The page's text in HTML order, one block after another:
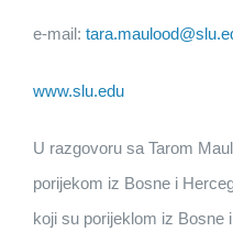
e-mail:
www.slu.edu
U razgovoru sa Tarom
porijekom iz Bosne i
koji su porijeklom iz Bosne